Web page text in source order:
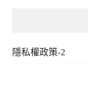
隱私權政策-2